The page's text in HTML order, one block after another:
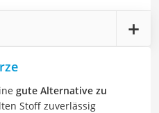
gute Alternative zu
Stoff zuverlässig